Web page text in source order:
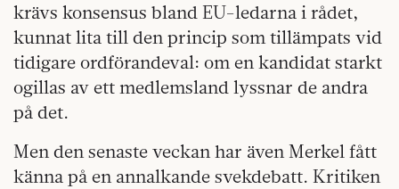
krävs konsensus bland EU-ledarna i rådet,
kunnat lita till den princip som tillämpats vid
tidigare ordförandeval: om en kandidat starkt
ogillas av ett medlemsland lyssnar de andra
på det.
Men den senaste veckan har även Merkel fått
känna på en annalkande svek­debatt. Kritiken